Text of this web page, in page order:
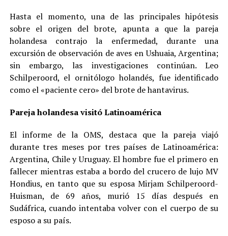
Hasta el momento, una de las principales hipótesis
sobre el origen del brote, apunta a que la pareja
holandesa contrajo la enfermedad, durante una
excursión de observación de aves en Ushuaia, Argentina;
sin embargo, las investigaciones continúan. Leo
Schilperoord, el ornitólogo holandés, fue identificado
como el «paciente cero» del brote de hantavirus.
Pareja holandesa visitó Latinoamérica
El informe de la OMS, destaca que la pareja viajó
durante tres meses por tres países de Latinoamérica:
Argentina, Chile y Uruguay. El hombre fue el primero en
fallecer mientras estaba a bordo del crucero de lujo MV
Hondius, en tanto que su esposa Mirjam Schilperoord-
Huisman, de 69 años, murió 15 días después en
Sudáfrica, cuando intentaba volver con el cuerpo de su
esposo a su país.